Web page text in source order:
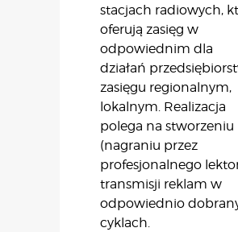
stacjach radiowych,
oferują zasięg w
odpowiednim dla
działań
zasięgu regionalnym,
lokalnym. Realizacja
polega na stworzeniu
(nagraniu przez
profesjonalnego
transmisji reklam w
odpowiednio
cyklach.